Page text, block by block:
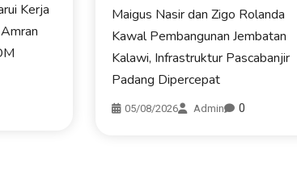
Kerja
Maigus Nasir dan Zigo Rolanda
Kawal Pembangunan Jembatan
Kalawi, Infrastruktur Pascabanjir
Padang Dipercepat
05/08/2026 Admin 0
KOTA PADANG